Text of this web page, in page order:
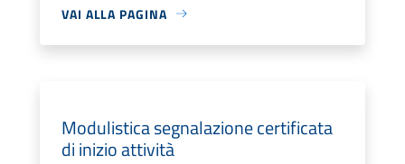
VAI ALLA PAGINA
Modulistica segnalazione certificata
di inizio attività